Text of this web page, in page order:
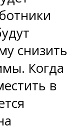
снизить
Когда
в